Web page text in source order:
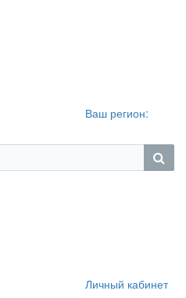
Ваш регион:
Личный кабинет